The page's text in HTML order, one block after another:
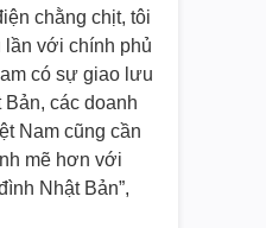
chằng chịt, tôi
lần với chính phủ
có sự giao lưu
các doanh
Nam cũng cần
mẽ hơn với
Nhật Bản”,